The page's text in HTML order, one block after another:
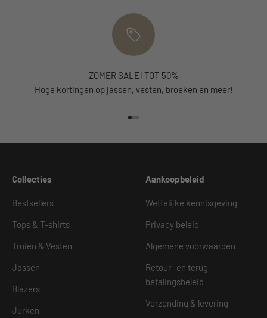
ZOMER SALE | TOT 50%
Hoge kortingen op jassen, vesten, broeken en meer!
Collecties
Bestsellers
Tops & T-shirts
Truien & Vesten
Jassen
Blazers
Jurken
Aankoopbeleid
Wettelijke kennisgeving
Privacy beleid
Algemene voorwaarden
Retour- en terug
betalingsbeleid
Verzending & levering